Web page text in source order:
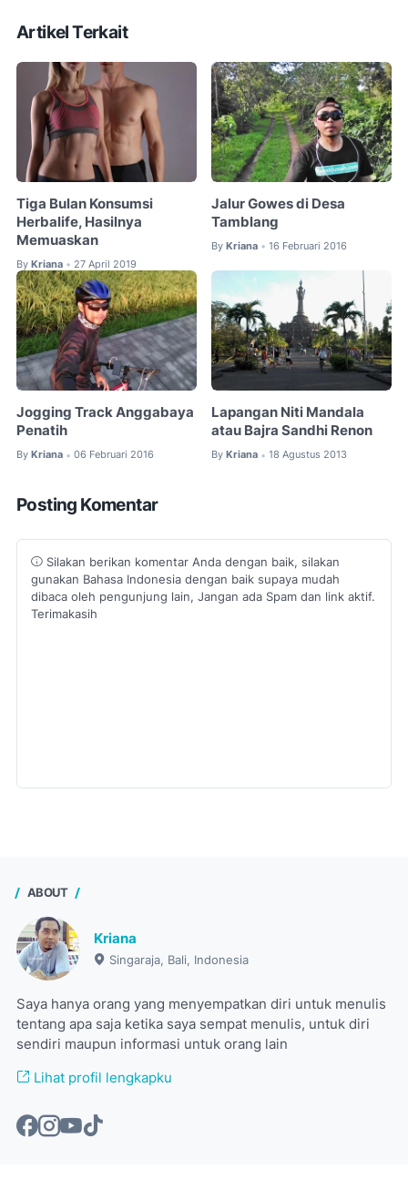
Artikel Terkait
Tiga Bulan Konsumsi
Herbalife, Hasilnya
Memuaskan
By Kriana • 27 April 2019
Jalur Gowes di Desa
Tamblang
By Kriana • 16 Februari 2016
Jogging Track Anggabaya
Penatih
By Kriana • 06 Februari 2016
Lapangan Niti Mandala
atau Bajra Sandhi Renon
By Kriana • 18 Agustus 2013
Posting Komentar
Silakan berikan komentar Anda dengan baik, silakan
gunakan Bahasa Indonesia dengan baik supaya mudah
dibaca oleh pengunjung lain, Jangan ada Spam dan link aktif.
Terimakasih
ABOUT
Kriana
Singaraja, Bali, Indonesia
Saya hanya orang yang menyempatkan diri untuk menulis
tentang apa saja ketika saya sempat menulis, untuk diri
sendiri maupun informasi untuk orang lain
Lihat profil lengkapku